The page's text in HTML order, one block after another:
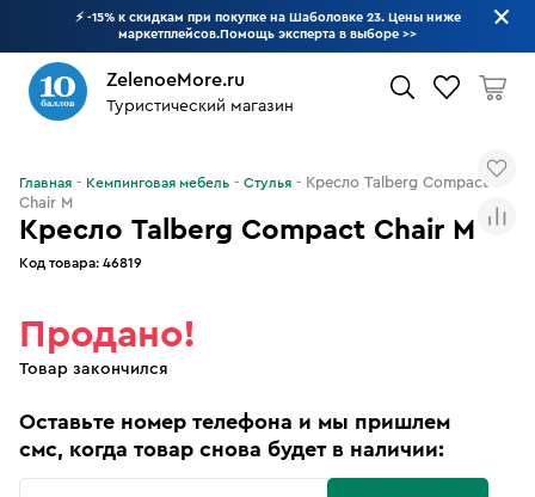
⚡ -15% к скидкам при покупке на Шаболовке 23. Цены ниже
маркетплейсов.Помощь эксперта в выборе >>
ZelenoeMore.ru
Туристический магазин
Кресло Talberg Compact Chair M
Код товара: 46819
Главная Кемпинговая мебель Стулья
Кресло Talberg Compact
Chair M
Продано!
Товар закончился
Оставьте номер телефона и мы пришлем
смс, когда товар снова будет в наличии: